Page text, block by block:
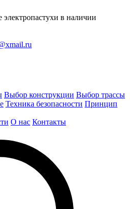
в наличии
Выбор конструкции Выбор трассы
Техника безопасности Принцип
О нас Контакты